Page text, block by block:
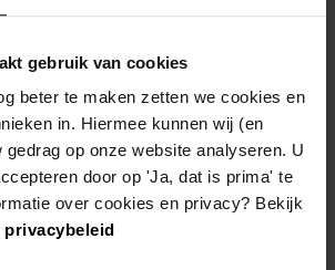
gebruik van cookies
beter te maken zetten we cookies en
in. Hiermee kunnen wij (en
gedrag op onze website analyseren. U
door op 'Ja, dat is prima' te
over cookies en privacy? Bekijk
privacybeleid
godsdienstige gezindten
1795 verplicht afgekondigd in
kerk of een ander openbaar
zijn gegevens bewaard
1674.